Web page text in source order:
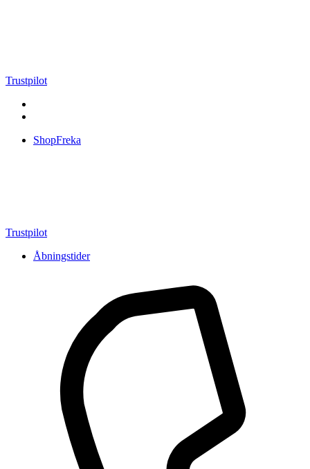
Trustpilot
ShopFreka
Trustpilot
Åbningstider